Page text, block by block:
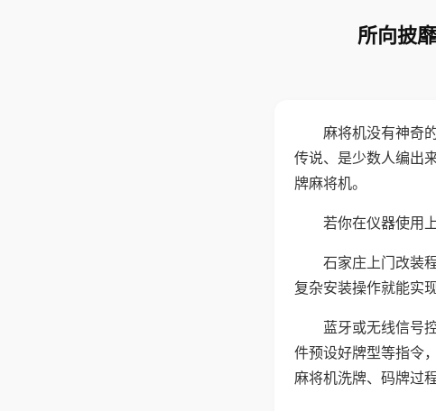
所向披
麻将机没有神奇
传说、是少数人编出
牌麻将机。
若你在仪器使用
石家庄上门改装
复杂安装操作就能实
蓝牙或无线信号
件预设好牌型等指令
麻将机洗牌、码牌过